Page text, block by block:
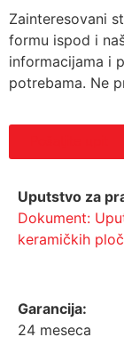
Zainteresovani
formu ispod i
informacijama i
potrebama. Ne
Uputstvo za
Dokument:
keramičkih
Garancija:
24 meseca